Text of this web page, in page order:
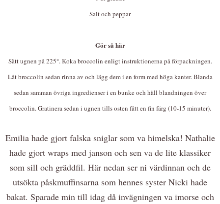
Salt och peppar
Gör så här
Sätt ugnen på 225°. Koka broccolin enligt instruktionerna på förpackningen.
Låt broccolin sedan rinna av och lägg dem i en form med höga kanter. Blanda
sedan samman övriga ingredienser i en bunke och häll blandningen över
broccolin. Gratinera sedan i ugnen tills osten fått en fin färg (10-15 minuter).
Emilia hade gjort falska sniglar som va himelska! Nathalie
hade gjort wraps med janson och sen va de lite klassiker
som sill och gräddfil. Här nedan ser ni värdinnan och de
utsökta påskmuffinsarna som hennes syster Nicki hade
bakat. Sparade min till idag då invägningen va imorse och